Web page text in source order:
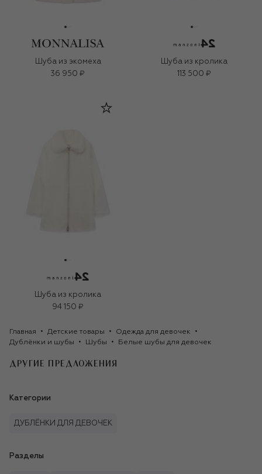
Шуба из экомеха
36 950 ₽
Шуба из кролика
113 500 ₽
Шуба из кролика
94 150 ₽
Главная Детские товары
Одежда для девочек
Дублёнки и шубы
Шубы Белые шубы для девочек
ДРУГИЕ ПРЕДЛОЖЕНИЯ
Категории
ДУБЛЁНКИ ДЛЯ ДЕВОЧЕК
Разделы